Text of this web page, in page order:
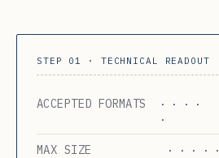
STEP 01 · TECHNICAL READOUT
ACCEPTED FORMATS
· · · ·
·
MAX SIZE · · · · ·